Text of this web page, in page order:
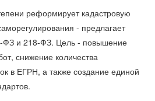
реформирует кадастровую
- предлагает
ФЗ и 218-ФЗ. Цель - повышение
снижение количества
в ЕГРН, а также создание единой